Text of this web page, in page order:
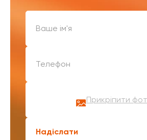
Прикріпити
Надіслати